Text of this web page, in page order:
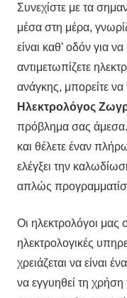
Συνεχίστε με τα
μέσα στη μέρα,
είναι καθ’ οδόν για
αντιμετωπίζετε
ανάγκης, μπορείτε να
Ηλεκτρολόγος
πρόβλημα σας άμεσα.
και θέλετε έναν
ελέγξει την
απλώς
Οι ηλεκτρολόγοι μας
ηλεκτρολογικές
χρειάζεται να είναι
να εγγυηθεί τη